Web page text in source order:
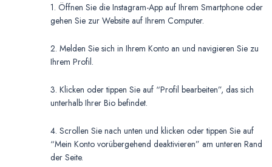
1. Öffnen Sie die Instagram-App auf Ihrem Smartphone oder
gehen Sie zur Website auf Ihrem Computer.
2. Melden Sie sich in Ihrem Konto an und navigieren Sie zu
Ihrem Profil.
3. Klicken oder tippen Sie auf “Profil bearbeiten”, das sich
unterhalb Ihrer Bio befindet.
4. Scrollen Sie nach unten und klicken oder tippen Sie auf
“Mein Konto vorübergehend deaktivieren” am unteren Rand
der Seite.